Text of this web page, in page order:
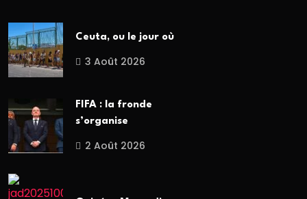
Ceuta, ou le jour où
3 Août 2026
FIFA : la fronde
s’organise
2 Août 2026